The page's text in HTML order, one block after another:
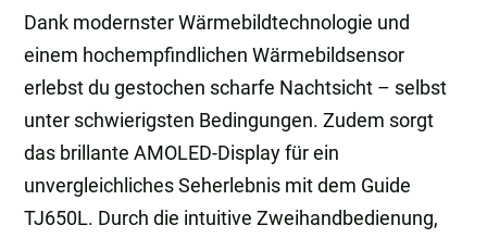
Dank modernster Wärmebildtechnologie und
einem hochempfindlichen Wärmebildsensor
erlebst du gestochen scharfe Nachtsicht – selbst
unter schwierigsten Bedingungen. Zudem sorgt
das brillante AMOLED-Display für ein
unvergleichliches Seherlebnis mit dem Guide
TJ650L. Durch die intuitive Zweihandbedienung,